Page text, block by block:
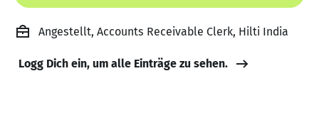
Angestellt, Accounts Receivable Clerk, Hilti India
Logg Dich ein, um alle Einträge zu sehen.